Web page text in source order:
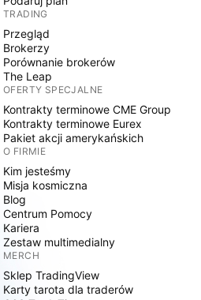
TRADING
Przegląd
Brokerzy
Porównanie brokerów
The Leap
OFERTY SPECJALNE
Kontrakty terminowe CME Group
Kontrakty terminowe Eurex
Pakiet akcji amerykańskich
O FIRMIE
Kim jesteśmy
Misja kosmiczna
Blog
Centrum Pomocy
Kariera
Zestaw multimedialny
MERCH
Sklep TradingView
Karty tarota dla traderów